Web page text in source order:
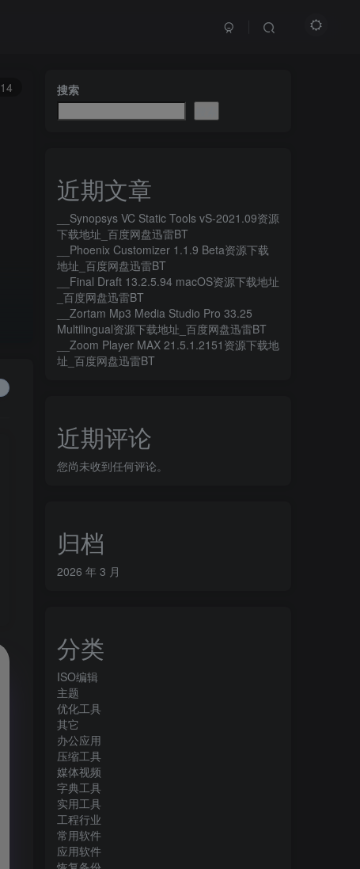
14
搜索
近期文章
__Synopsys VC Static Tools vS-2021.09资源
下载地址_百度网盘迅雷BT
__Phoenix Customizer 1.1.9 Beta资源下载
地址_百度网盘迅雷BT
__Final Draft 13.2.5.94 macOS资源下载地址
_百度网盘迅雷BT
__Zortam Mp3 Media Studio Pro 33.25
Multilingual资源下载地址_百度网盘迅雷BT
__Zoom Player MAX 21.5.1.2151资源下载地
址_百度网盘迅雷BT
近期评论
您尚未收到任何评论。
归档
2026 年 3 月
分类
ISO编辑
主题
优化工具
其它
办公应用
压缩工具
媒体视频
字典工具
实用工具
工程行业
常用软件
应用软件